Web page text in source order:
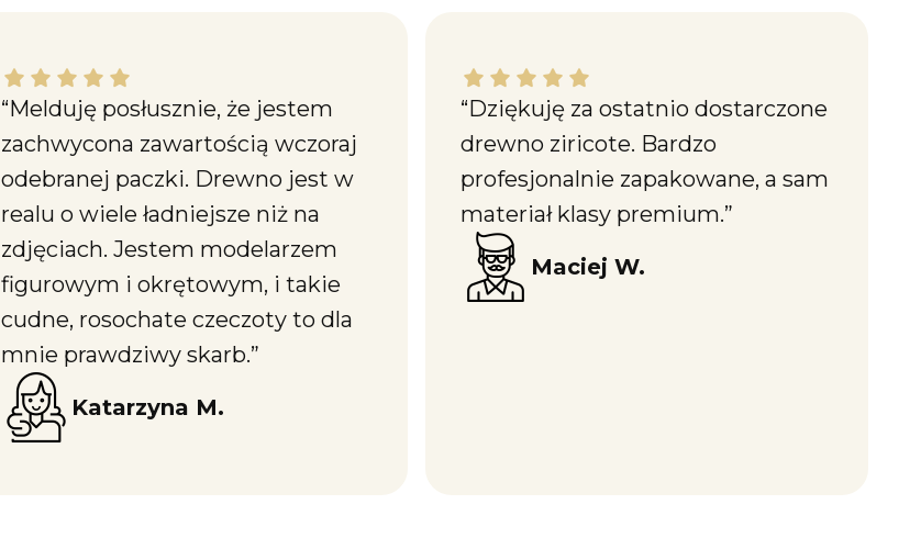
Katarzyna M. dał ocenę: 5
“Melduję posłusznie, że jestem
zachwycona zawartością wczoraj
odebranej paczki. Drewno jest w
realu o wiele ładniejsze niż na
zdjęciach. Jestem modelarzem
figurowym i okrętowym, i takie
cudne, rosochate czeczoty to dla
mnie prawdziwy skarb.”
Katarzyna M.
Maciej W. dał ocenę: 5
“Dziękuję za ostatnio dostarczone
drewno ziricote. Bardzo
profesjonalnie zapakowane, a sam
materiał klasy premium.”
Maciej W.